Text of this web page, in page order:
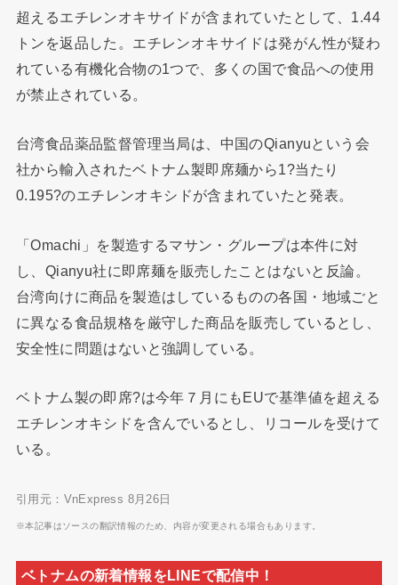
超えるエチレンオキサイドが含まれていたとして、1.44
トンを返品した。エチレンオキサイドは発がん性が疑わ
れている有機化合物の1つで、多くの国で食品への使用
が禁止されている。
台湾食品薬品監督管理当局は、中国のQianyuという会
社から輸入されたベトナム製即席麺から1?当たり
0.195?のエチレンオキシドが含まれていたと発表。
「Omachi」を製造するマサン・グループは本件に対
し、Qianyu社に即席麺を販売したことはないと反論。
台湾向けに商品を製造はしているものの各国・地域ごと
に異なる食品規格を厳守した商品を販売しているとし、
安全性に問題はないと強調している。
ベトナム製の即席?は今年７月にもEUで基準値を超える
エチレンオキシドを含んでいるとし、リコールを受けて
いる。
引用元：VnExpress 8月26日
※本記事はソースの翻訳情報のため、内容が変更される場合もあります。